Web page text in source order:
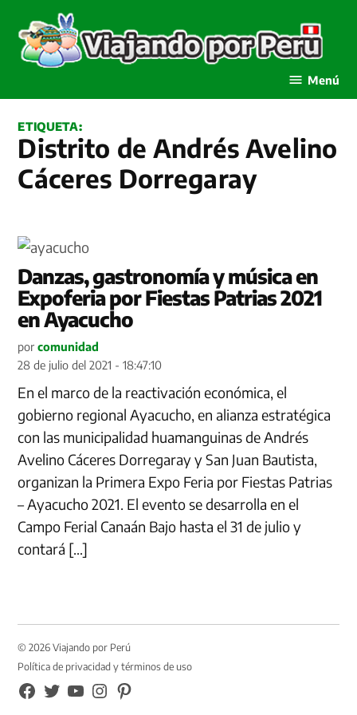
contenido
Menú
ETIQUETA:
Distrito de Andrés Avelino
Cáceres Dorregaray
Danzas, gastronomía y música en
Expoferia por Fiestas Patrias 2021
en Ayacucho
por comunidad
28 de julio del 2021 - 18:47:10
En el marco de la reactivación económica, el
gobierno regional Ayacucho, en alianza estratégica
con las municipalidad huamanguinas de Andrés
Avelino Cáceres Dorregaray y San Juan Bautista,
organizan la Primera Expo Feria por Fiestas Patrias
– Ayacucho 2021. El evento se desarrolla en el
Campo Ferial Canaán Bajo hasta el 31 de julio y
contará […]
© 2026 Viajando por Perú
Política de privacidad y términos de uso
FB
TW YouTubeInstagramPinterest